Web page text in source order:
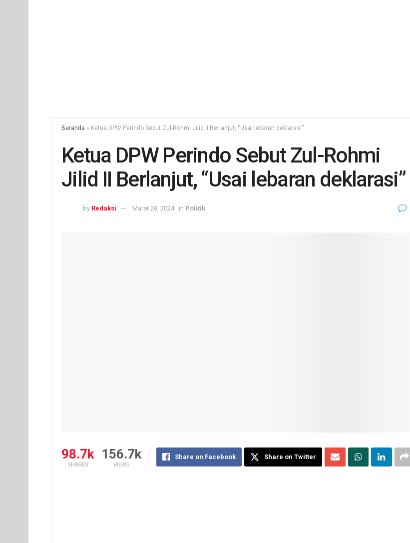
Beranda » Ketua DPW Perindo Sebut Zul-Rohmi Jilid II Berlanjut, “Usai lebaran deklarasi”
Ketua DPW Perindo Sebut Zul-Rohmi
Jilid II Berlanjut, “Usai lebaran deklarasi”
by Redaksi Maret 28, 2024 in Politik
98.7k
SHARES
156.7k
VIEWS
Share on Facebook Share on Twitter